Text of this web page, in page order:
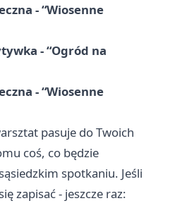
- “Wiosenne
- “Ogród na
- “Wiosenne
pasuje do Twoich
coś, co będzie
spotkaniu. Jeśli
zapisać - jeszcze raz: